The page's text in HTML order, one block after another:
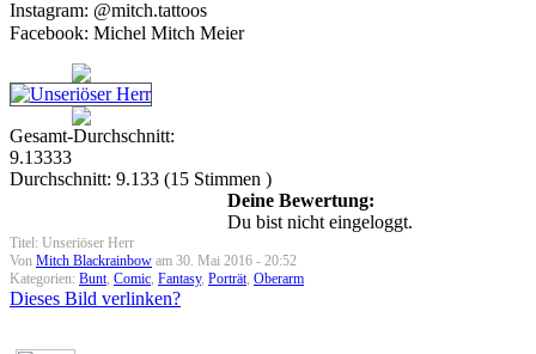
Instagram: @mitch.tattoos
Facebook: Michel Mitch Meier
Gesamt-Durchschnitt:
9.13333
Durchschnitt: 9.133 (15 Stimmen )
Deine Bewertung:
Du bist nicht eingeloggt.
Titel: Unseriöser Herr
Von Mitch Blackrainbow am 30. Mai 2016 - 20:52
Kategorien: Bunt, Comic, Fantasy, Porträt, Oberarm
Dieses Bild verlinken?